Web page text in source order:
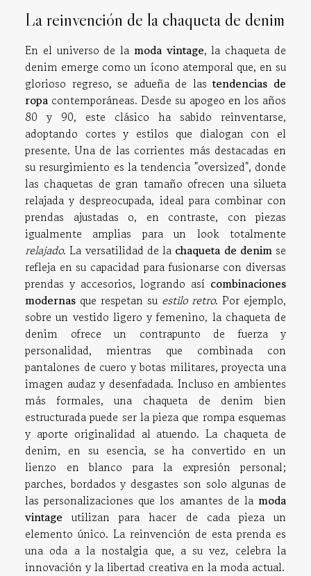
La reinvención de la chaqueta de denim
En el universo de la moda vintage, la chaqueta de
denim emerge como un ícono atemporal que, en su
glorioso regreso, se adueña de lastendencias de
ropa contemporáneas. Desde su apogeo en los años
80 y 90, este clásico ha sabido reinventarse,
adoptando cortes y estilos que dialogan con el
presente. Una de las corrientes más destacadas en
su resurgimiento es la tendencia "oversized", donde
las chaquetas de gran tamaño ofrecen una silueta
relajada y despreocupada, ideal para combinar con
prendas ajustadas o, en contraste, con piezas
igualmente amplias para un look totalmente
relajado. La versatilidad de la chaqueta de denimse
refleja en su capacidad para fusionarse con diversas
prendas y accesorios, logrando así combinaciones
modernas que respetan su estilo retro. Por ejemplo,
sobre un vestido ligero y femenino, la chaqueta de
denim ofrece un contrapunto de fuerza y
personalidad, mientras que combinada con
pantalones de cuero y botas militares, proyecta una
imagen audaz y desenfadada. Incluso en ambientes
más formales, una chaqueta de denim bien
estructurada puede ser la pieza que rompa esquemas
y aporte originalidad al atuendo. La chaqueta de
denim, en su esencia, se ha convertido en un
lienzo en blanco para la expresión personal;
parches, bordados y desgastes son solo algunas de
las personalizaciones que los amantes de la moda
vintage utilizan para hacer de cada pieza un
elemento único. La reinvención de esta prenda es
una oda a la nostalgia que, a su vez, celebra la
innovación y la libertad creativa en la moda actual.